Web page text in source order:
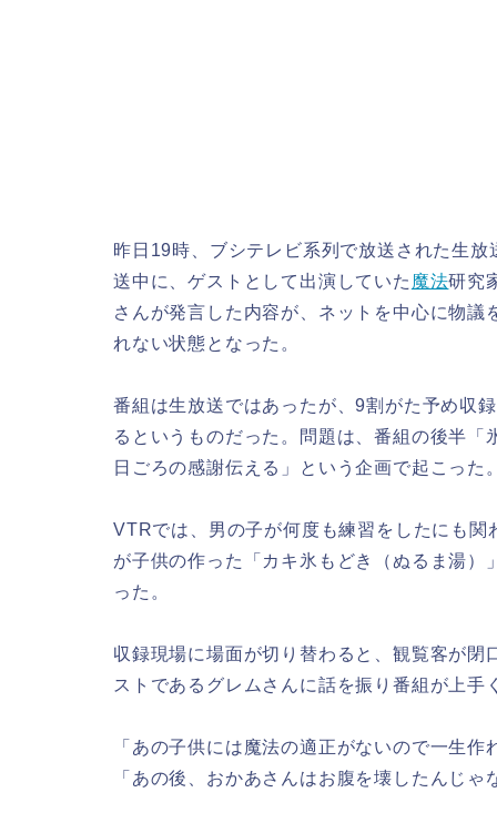
昨日19時、ブシテレビ系列で放送された生
送中に、ゲストとして出演していた 魔法研究
さんが発言した内容が、ネットを中心に物
れない状態となった。
番組は生放送ではあったが、9割がた予め収
るというものだった。問題は、番組の後半
日ごろの感謝伝える」という企画で起こった
VTRでは、男の子が何度も練習をしたにも
が子供の作った「カキ氷もどき（ぬるま湯
った。
収録現場に場面が切り替わると、観覧客が
ストであるグレムさんに話を振り番組が上手
「あの子供には魔法の適正がないので一生作
「あの後、おかあさんはお腹を壊したんじゃ